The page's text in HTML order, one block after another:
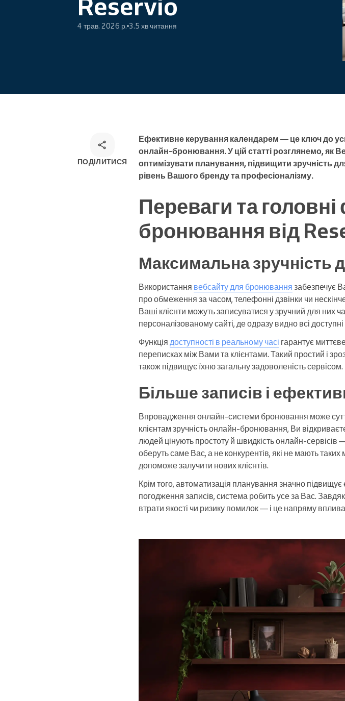
Онлайн-запис
4 трав. 2026 р. 3.5 хв читання
ПОДІЛИТИСЯ
Ефективне керування календарем — це ключ до
онлайн-бронювання. У цій статті розглянемо, як
оптимізувати планування, підвищити зручність для
рівень Вашого бренду та професіоналізму.
Переваги та
бронювання від
Максимальна зручність
Використання вебсайту для бронювання забезпечує
про обмеження за часом, телефонні дзвінки чи
Ваші клієнти можуть записуватися у зручний для них
персоналізованому сайті, де одразу видно всі доступні
Функція доступності в реальному часі гарантує
переписках між Вами та клієнтами. Такий простий і
також підвищує їхню загальну задоволеність сервісом.
Більше записів і
Впровадження онлайн-системи бронювання може
клієнтам зручність онлайн-бронювання, Ви
людей цінують простоту й швидкість онлайн-сервісів
оберуть саме Вас, а не конкурентів, які не мають
допоможе залучити нових клієнтів.
Крім того, автоматизація планування значно підвищує
погодження записів, система робить усе за Вас.
втрати якості чи ризику помилок — і це напряму